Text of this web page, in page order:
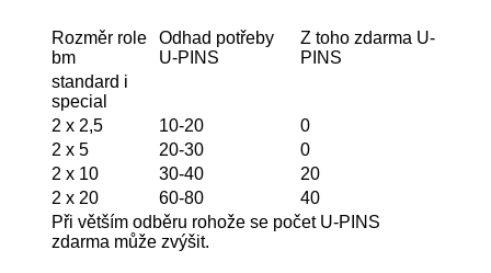
Rozměr role
bm
Odhad potřeby
U-PINS
Z toho zdarma U-
PINS
standard i
special
2 x 2,5
10-20
0
2 x 5
20-30
0
2 x 10
30-40
20
2 x 20
60-80
40
Při větším odběru rohože se počet U-PINS
zdarma může zvýšit.